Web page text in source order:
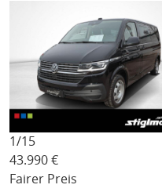
1/15
43.990 €
Fairer Preis